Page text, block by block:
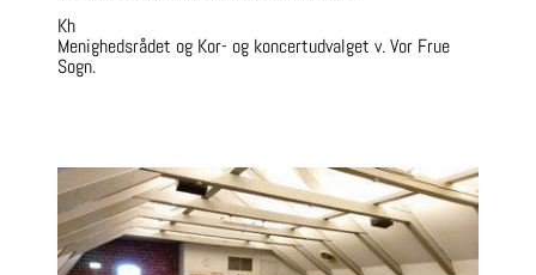
Kh
Menighedsrådet og Kor- og koncertudvalget v. Vor Frue
Sogn.